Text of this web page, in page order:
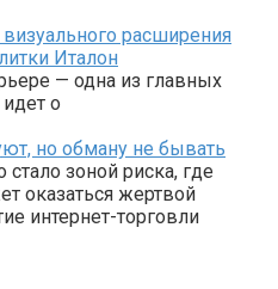
расширения
Италон
— одна из главных
о
но обману не бывать
зоной риска, где
оказаться жертвой
интернет-торговли